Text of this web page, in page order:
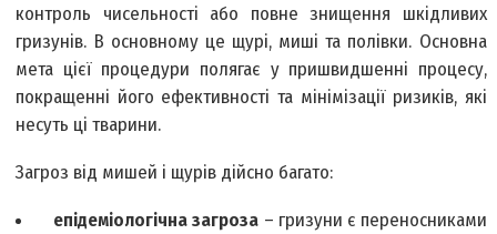
контроль чисельності або повне знищення шкідливих
гризунів. В основному це щурі, миші та полівки. Основна
мета цієї процедури полягає у пришвидшенні процесу,
покращенні його ефективності та мінімізації ризиків, які
несуть ці тварини.
Загроз від мишей і щурів дійсно багато:
епідеміологічна загроза – гризуни є переносниками